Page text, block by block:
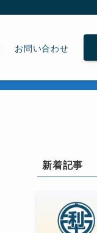
お問い合わせ
新着記事